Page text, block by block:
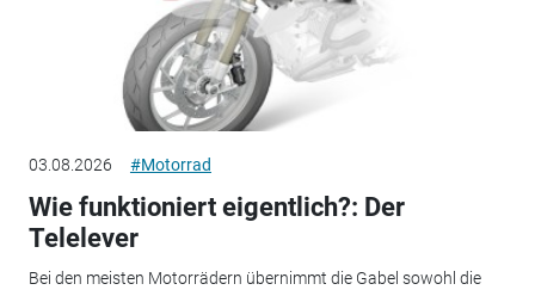
03.08.2026 #Motorrad
Wie funktioniert eigentlich?: Der
Telelever
Bei den meisten Motorrädern übernimmt die Gabel sowohl die